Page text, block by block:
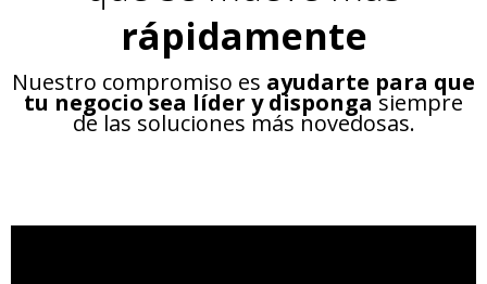
rápidamente
Nuestro compromiso es ayudarte para que
tu negocio sea líder y disponga siempre
de las soluciones más novedosas.